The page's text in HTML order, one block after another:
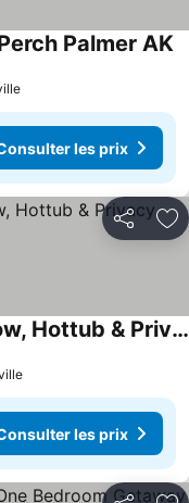
Palmer AK
les prix
Partager
Lazy Moose Cottage In Willow, Hottub & Privacy
les prix